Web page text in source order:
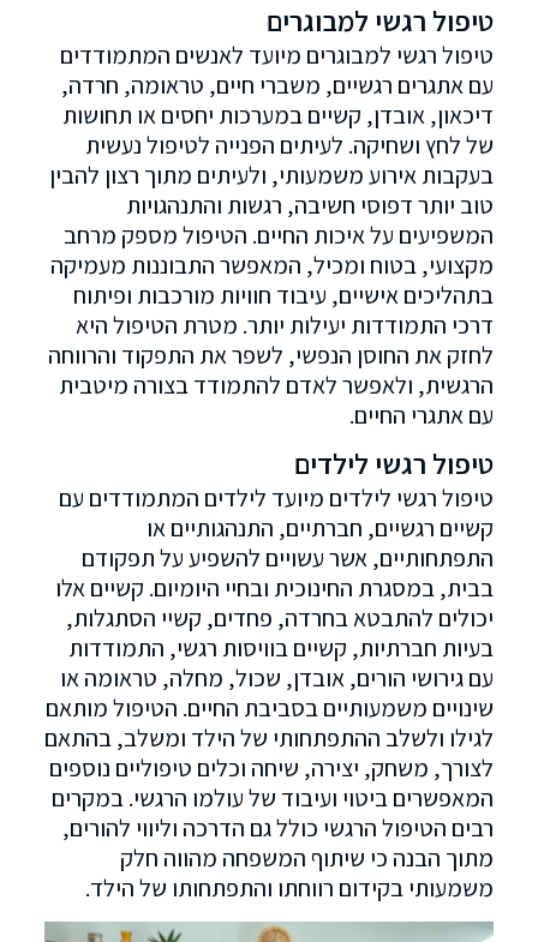
טיפול רגשי למבוגרים
טיפול רגשי למבוגרים מיועד לאנשים המתמודדים
עם אתגרים רגשיים, משברי חיים, טראומה, חרדה,
דיכאון, אובדן, קשיים במערכות יחסים או תחושות
של לחץ ושחיקה. לעיתים הפנייה לטיפול נעשית
בעקבות אירוע משמעותי, ולעיתים מתוך רצון להבין
טוב יותר דפוסי חשיבה, רגשות והתנהגויות
המשפיעים על איכות החיים. הטיפול מספק מרחב
מקצועי, בטוח ומכיל, המאפשר התבוננות מעמיקה
בתהליכים אישיים, עיבוד חוויות מורכבות ופיתוח
דרכי התמודדות יעילות יותר. מטרת הטיפול היא
לחזק את החוסן הנפשי, לשפר את התפקוד והרווחה
הרגשית, ולאפשר לאדם להתמודד בצורה מיטבית
עם אתגרי החיים.
טיפול רגשי לילדים
טיפול רגשי לילדים מיועד לילדים המתמודדים עם
קשיים רגשיים, חברתיים, התנהגותיים או
התפתחותיים, אשר עשויים להשפיע על תפקודם
בבית, במסגרת החינוכית ובחיי היומיום. קשיים אלו
יכולים להתבטא בחרדה, פחדים, קשיי הסתגלות,
בעיות חברתיות, קשיים בוויסות רגשי, התמודדות
עם גירושי הורים, אובדן, שכול, מחלה, טראומה או
שינויים משמעותיים בסביבת החיים. הטיפול מותאם
לגילו ולשלב ההתפתחותי של הילד ומשלב, בהתאם
לצורך, משחק, יצירה, שיחה וכלים טיפוליים נוספים
המאפשרים ביטוי ועיבוד של עולמו הרגשי. במקרים
רבים הטיפול הרגשי כולל גם הדרכה וליווי להורים,
מתוך הבנה כי שיתוף המשפחה מהווה חלק
משמעותי בקידום רווחתו והתפתחותו של הילד.